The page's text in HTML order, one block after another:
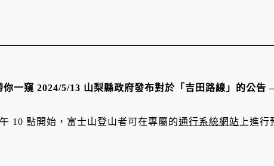
你一窺 2024/5/13 山梨縣政府發布對於「吉田路線」的公
10 點開始，富士山登山者可在專屬的通行系統網站 上進